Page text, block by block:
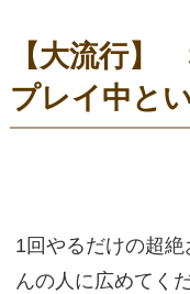
【大流行】
プレイ中と
1回やるだけの超
んの人に広めてく